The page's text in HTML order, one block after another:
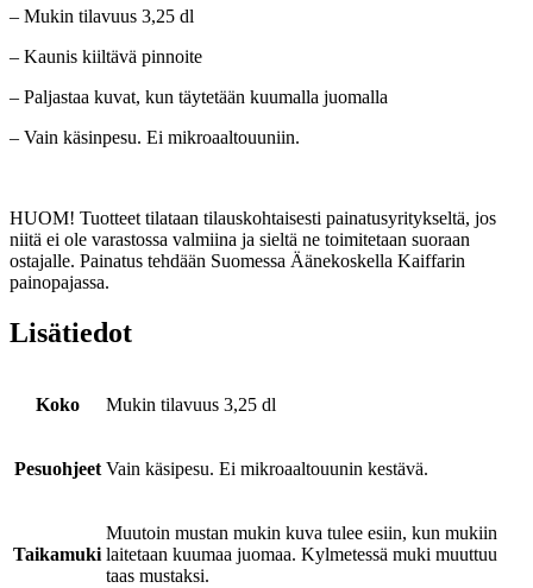
– Mukin tilavuus 3,25 dl
– Kaunis kiiltävä pinnoite
– Paljastaa kuvat, kun täytetään kuumalla juomalla
– Vain käsinpesu. Ei mikroaaltouuniin.
HUOM! Tuotteet tilataan tilauskohtaisesti painatusyritykseltä, jos
niitä ei ole varastossa valmiina ja sieltä ne toimitetaan suoraan
ostajalle. Painatus tehdään Suomessa Äänekoskella Kaiffarin
painopajassa.
Lisätiedot
Koko Mukin tilavuus 3,25 dl
Pesuohjeet Vain käsipesu. Ei mikroaaltouunin kestävä.
Taikamuki
Muutoin mustan mukin kuva tulee esiin, kun mukiin
laitetaan kuumaa juomaa. Kylmetessä muki muuttuu
taas mustaksi.